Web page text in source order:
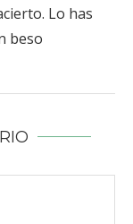
Lo has
beso